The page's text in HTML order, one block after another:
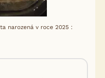
narozená v roce 2025 :